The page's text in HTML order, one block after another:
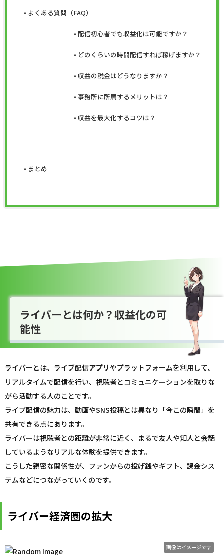
よくある質問（FAQ）
配信初心者でも収益化は可能ですか？
どのくらいの時間配信すれば稼げますか？
収益の税金はどうなりますか？
事務所に所属するメリットは？
収益を最大化するコツは？
まとめ
ライバーとは何か？収益化の可
能性
ライバーとは、ライブ配信アプリ やプラットフォームを利用して、
リアルタイムで配信を行い、視聴者とコミュニケーションを取りな
がら活動する人のことです。
ライブ配信の魅力は、動画やSNS投稿とは異なり「今この瞬間」を
共有できる点にあります。
ライバーは視聴者との距離が非常に近く、まるで友人や知人と会話
しているようなリアルな体験を提供できます。
こうした親密な関係性が、ファンからの投げ銭やギフト、課金シス
テムなどにつながっていくのです。
ライバー経済圏の拡大
画像はイメージです